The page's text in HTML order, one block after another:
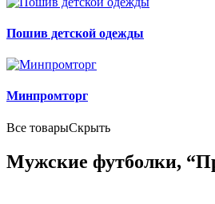
Пошив детской одежды
Минпромторг
Все товарыСкрыть
Мужские футболки,